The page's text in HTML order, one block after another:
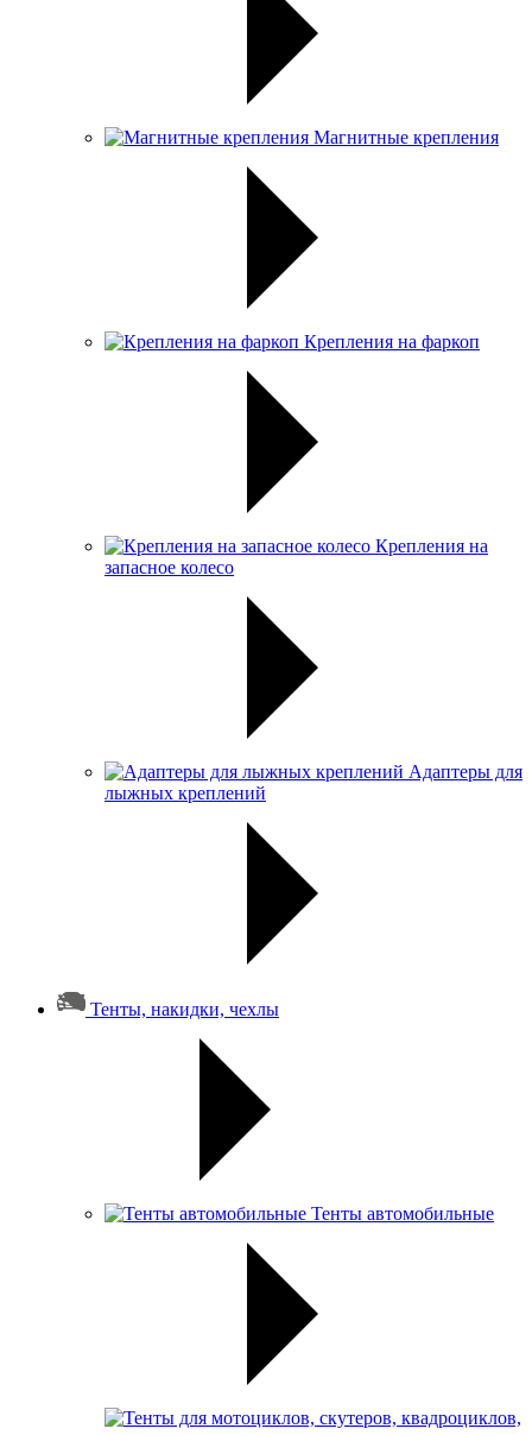
Магнитные крепления
Крепления на фаркоп
Крепления на
запасное колесо
Адаптеры для
лыжных креплений
Тенты, накидки, чехлы
Тенты автомобильные